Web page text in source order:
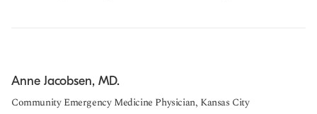
Anne Jacobsen, MD.
Community Emergency Medicine Physician, Kansas City